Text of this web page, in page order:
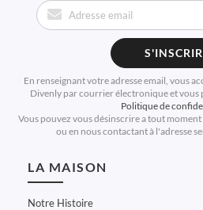
En renseignant votre adresse email, vous
Divenly par courrier électronique et vous
Politique de
Vous pouvez vous désinscrire a tout
ou en nous contactant à l'adresse
LA MAISON
Notre Histoire